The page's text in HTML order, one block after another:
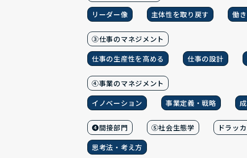
リーダー像
主体性を取り戻す 働
③仕事のマネジメント
仕事の生産性を高める
仕事の設計
④事業のマネジメント
イノベーション
事業定義・戦略
❹間接部門 ⑤社会生態学
ドラッ
思考法・考え方